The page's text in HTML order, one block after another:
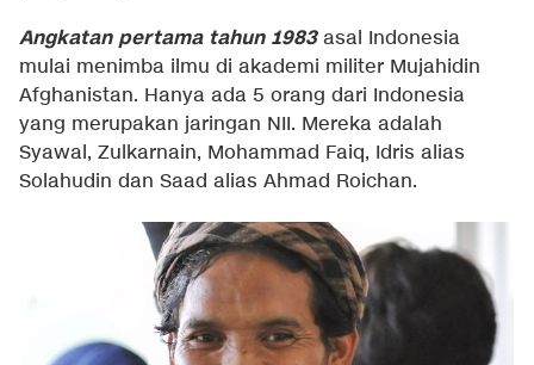
Angkatan pertama tahun 1983asal Indonesia
mulai menimba ilmu di akademi militer Mujahidin
Afghanistan. Hanya ada 5 orang dari Indonesia
yang merupakan jaringan NII. Mereka adalah
Syawal, Zulkarnain, Mohammad Faiq, Idris alias
Solahudin dan Saad alias Ahmad Roichan.